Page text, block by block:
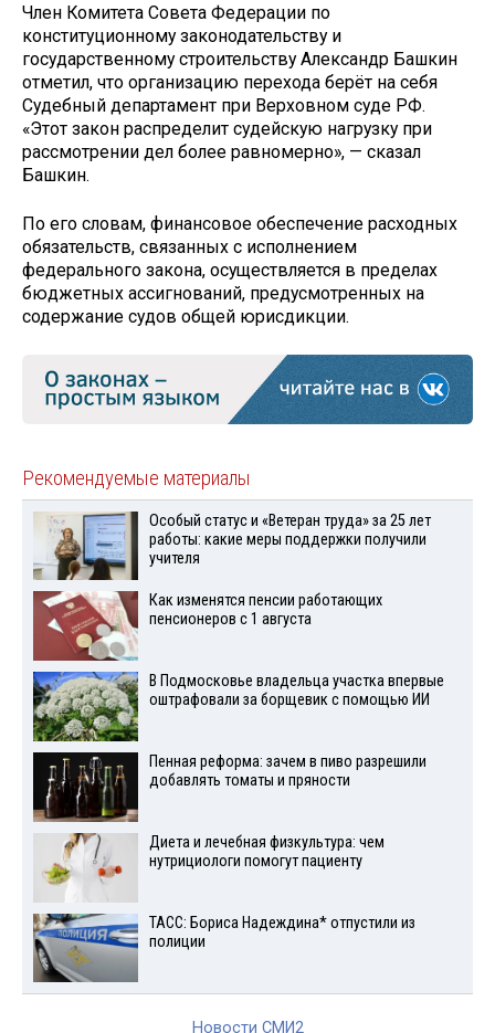
Член Комитета Совета Федерации по
конституционному законодательству и
государственному строительству Александр Башкин
отметил, что организацию перехода берёт на себя
Судебный департамент при Верховном суде РФ.
«Этот закон распределит судейскую нагрузку при
рассмотрении дел более равномерно», — сказал
Башкин.
По его словам, финансовое обеспечение расходных
обязательств, связанных с исполнением
федерального закона, осуществляется в пределах
бюджетных ассигнований, предусмотренных на
содержание судов общей юрисдикции.
Рекомендуемые материалы
Особый статус и «Ветеран труда» за 25 лет
работы: какие меры поддержки получили
учителя
Как изменятся пенсии работающих
пенсионеров с 1 августа
В Подмосковье владельца участка впервые
оштрафовали за борщевик с помощью ИИ
Пенная реформа: зачем в пиво разрешили
добавлять томаты и пряности
Диета и лечебная физкультура: чем
нутрициологи помогут пациенту
ТАСС: Бориса Надеждина* отпустили из
полиции
Новости СМИ2